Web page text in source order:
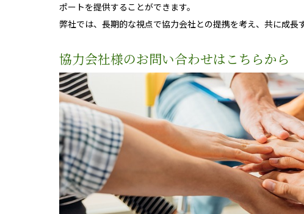
ポートを提供することができます。
弊社では、長期的な視点で協力会社との提携を考え、共に成長
協力会社様のお問い合わせはこちらから